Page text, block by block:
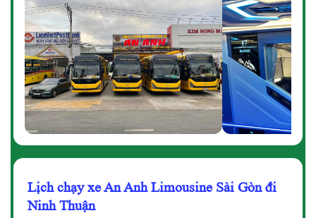
Lịch chạy xe An Anh Limousine Sài Gòn đi
Ninh Thuận